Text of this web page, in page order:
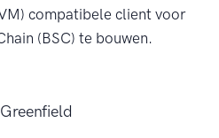
compatibele client voor
(BSC) te bouwen.